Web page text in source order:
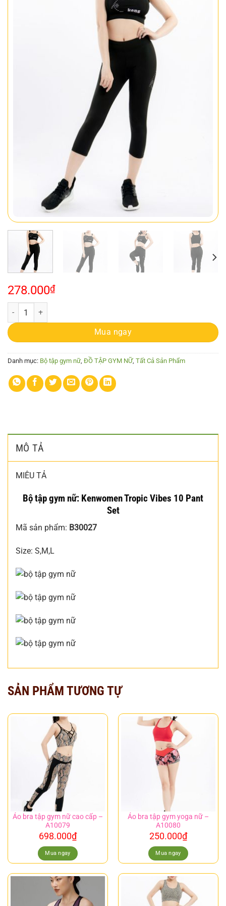
278.000₫
Bộ tập gym nữ cao cấp - B30027 số lượng
Mua ngay
Danh mục: Bộ tập gym nữ, ĐỒ TẬP GYM NỮ, Tất Cả Sản Phẩm
MÔ TẢ
MIÊU TẢ
Bộ tập gym nữ: Kenwomen Tropic Vibes 10 Pant
Set
Mã sản phẩm: B30027
Size: S,M,L
SẢN PHẨM TƯƠNG TỰ
Áo bra tập gym nữ cao cấp –
A10079
698.000₫
Mua ngay
Áo bra tập gym yoga nữ –
A10080
250.000₫
Mua ngay